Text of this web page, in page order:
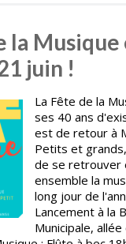
la Musique
juin !
La Fête de la
ses 40 ans
est de retour à
Petits et
de se
ensemble la
long jour de
Lancement à la
Municipale,